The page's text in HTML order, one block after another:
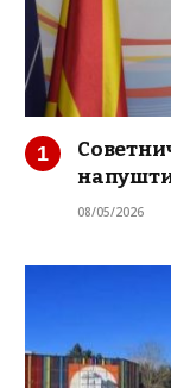
напушти
08/05/2026